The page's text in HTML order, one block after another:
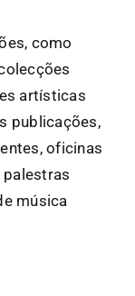
como
artísticas
publicações,
oficinas
palestras
música